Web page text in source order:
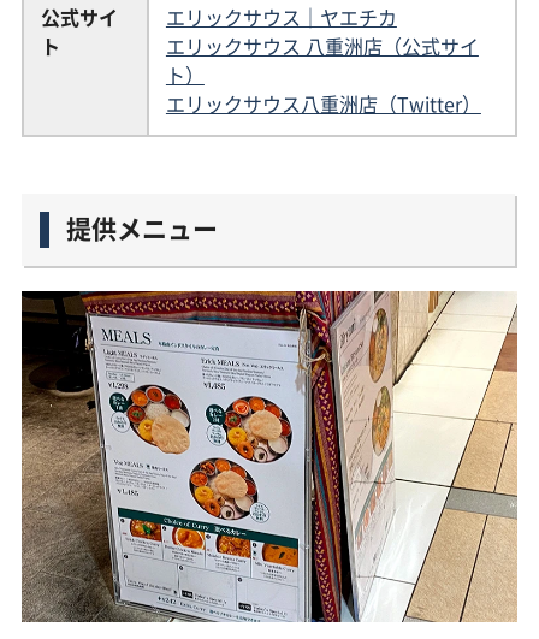
公式サイ
ト
エリックサウス｜ヤエチカ
エリックサウス 八重洲店（公式サイ
ト）
エリックサウス八重洲店（Twitter）
提供メニュー